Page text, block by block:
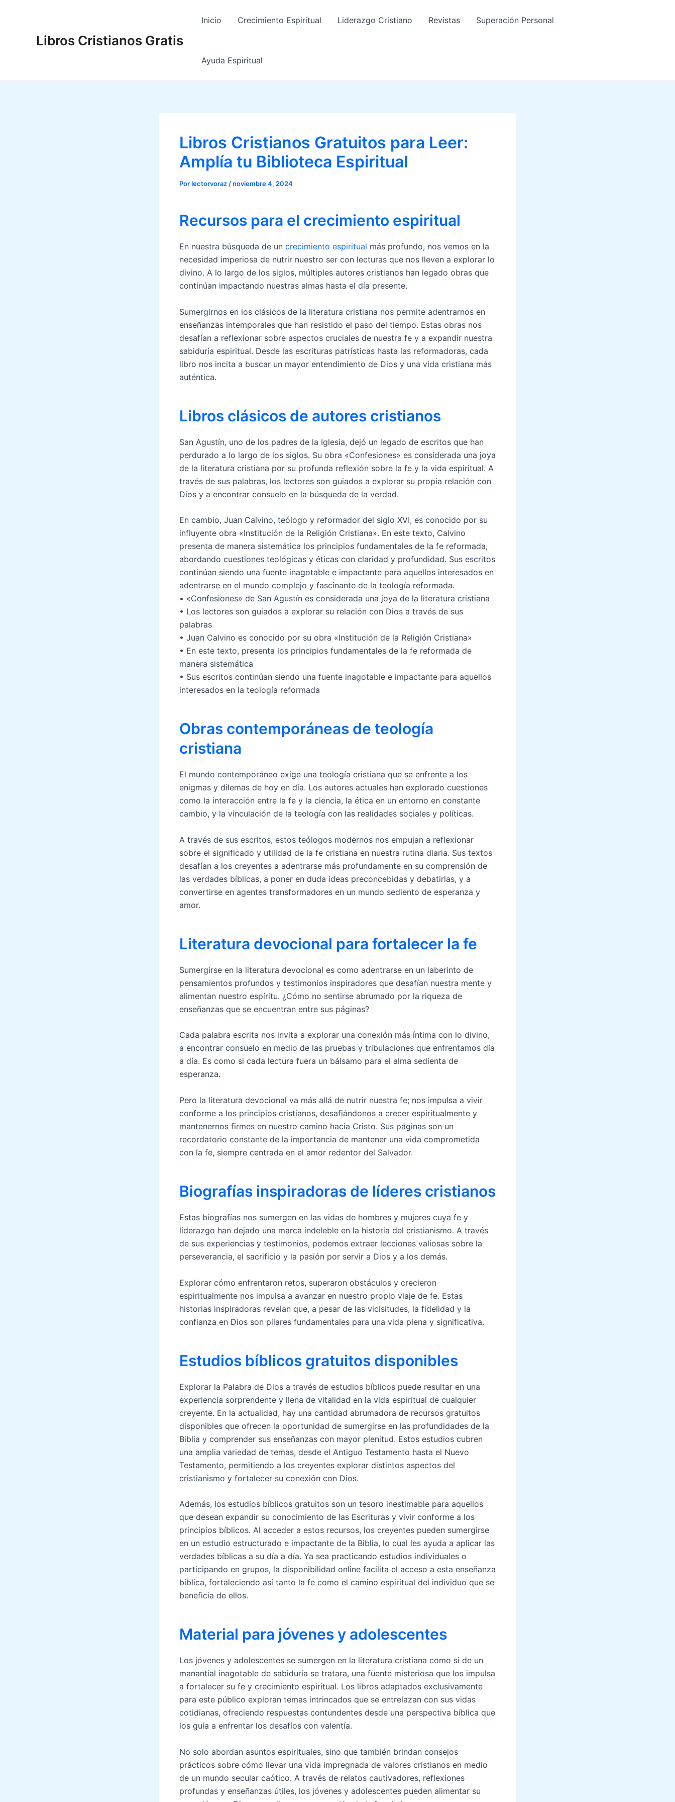
Libros Cristianos Gratis
Inicio Crecimiento Espiritual Liderazgo Cristiano Revistas Superación Personal
Ayuda Espiritual
Libros Cristianos Gratuitos para Leer:
Amplía tu Biblioteca Espiritual
Porlectorvoraz /noviembre 4, 2024
Recursos para el crecimiento espiritual
En nuestra búsqueda de un crecimiento espiritual más profundo, nos vemos en la
necesidad imperiosa de nutrir nuestro ser con lecturas que nos lleven a explorar lo
divino. A lo largo de los siglos, múltiples autores cristianos han legado obras que
continúan impactando nuestras almas hasta el día presente.
Sumergirnos en los clásicos de la literatura cristiana nos permite adentrarnos en
enseñanzas intemporales que han resistido el paso del tiempo. Estas obras nos
desafían a reflexionar sobre aspectos cruciales de nuestra fe y a expandir nuestra
sabiduría espiritual. Desde las escrituras patrísticas hasta las reformadoras, cada
libro nos incita a buscar un mayor entendimiento de Dios y una vida cristiana más
auténtica.
Libros clásicos de autores cristianos
San Agustín, uno de los padres de la Iglesia, dejó un legado de escritos que han
perdurado a lo largo de los siglos. Su obra «Confesiones» es considerada una joya
de la literatura cristiana por su profunda reflexión sobre la fe y la vida espiritual. A
través de sus palabras, los lectores son guiados a explorar su propia relación con
Dios y a encontrar consuelo en la búsqueda de la verdad.
En cambio, Juan Calvino, teólogo y reformador del siglo XVI, es conocido por su
influyente obra «Institución de la Religión Cristiana». En este texto, Calvino
presenta de manera sistemática los principios fundamentales de la fe reformada,
abordando cuestiones teológicas y éticas con claridad y profundidad. Sus escritos
continúan siendo una fuente inagotable e impactante para aquellos interesados en
adentrarse en el mundo complejo y fascinante de la teología reformada.
• «Confesiones» de San Agustín es considerada una joya de la literatura cristiana
• Los lectores son guiados a explorar su relación con Dios a través de sus
palabras
• Juan Calvino es conocido por su obra «Institución de la Religión Cristiana»
• En este texto, presenta los principios fundamentales de la fe reformada de
manera sistemática
• Sus escritos continúan siendo una fuente inagotable e impactante para aquellos
interesados en la teología reformada
Obras contemporáneas de teología
cristiana
El mundo contemporáneo exige una teología cristiana que se enfrente a los
enigmas y dilemas de hoy en día. Los autores actuales han explorado cuestiones
como la interacción entre la fe y la ciencia, la ética en un entorno en constante
cambio, y la vinculación de la teología con las realidades sociales y políticas.
A través de sus escritos, estos teólogos modernos nos empujan a reflexionar
sobre el significado y utilidad de la fe cristiana en nuestra rutina diaria. Sus textos
desafían a los creyentes a adentrarse más profundamente en su comprensión de
las verdades bíblicas, a poner en duda ideas preconcebidas y debatirlas, y a
convertirse en agentes transformadores en un mundo sediento de esperanza y
amor.
Literatura devocional para fortalecer la fe
Sumergirse en la literatura devocional es como adentrarse en un laberinto de
pensamientos profundos y testimonios inspiradores que desafían nuestra mente y
alimentan nuestro espíritu. ¿Cómo no sentirse abrumado por la riqueza de
enseñanzas que se encuentran entre sus páginas?
Cada palabra escrita nos invita a explorar una conexión más íntima con lo divino,
a encontrar consuelo en medio de las pruebas y tribulaciones que enfrentamos día
a día. Es como si cada lectura fuera un bálsamo para el alma sedienta de
esperanza.
Pero la literatura devocional va más allá de nutrir nuestra fe; nos impulsa a vivir
conforme a los principios cristianos, desafiándonos a crecer espiritualmente y
mantenernos firmes en nuestro camino hacia Cristo. Sus páginas son un
recordatorio constante de la importancia de mantener una vida comprometida
con la fe, siempre centrada en el amor redentor del Salvador.
Biografías inspiradoras de líderes cristianos
Estas biografías nos sumergen en las vidas de hombres y mujeres cuya fe y
liderazgo han dejado una marca indeleble en la historia del cristianismo. A través
de sus experiencias y testimonios, podemos extraer lecciones valiosas sobre la
perseverancia, el sacrificio y la pasión por servir a Dios y a los demás.
Explorar cómo enfrentaron retos, superaron obstáculos y crecieron
espiritualmente nos impulsa a avanzar en nuestro propio viaje de fe. Estas
historias inspiradoras revelan que, a pesar de las vicisitudes, la fidelidad y la
confianza en Dios son pilares fundamentales para una vida plena y significativa.
Estudios bíblicos gratuitos disponibles
Explorar la Palabra de Dios a través de estudios bíblicos puede resultar en una
experiencia sorprendente y llena de vitalidad en la vida espiritual de cualquier
creyente. En la actualidad, hay una cantidad abrumadora de recursos gratuitos
disponibles que ofrecen la oportunidad de sumergirse en las profundidades de la
Biblia y comprender sus enseñanzas con mayor plenitud. Estos estudios cubren
una amplia variedad de temas, desde el Antiguo Testamento hasta el Nuevo
Testamento, permitiendo a los creyentes explorar distintos aspectos del
cristianismo y fortalecer su conexión con Dios.
Además, los estudios bíblicos gratuitos son un tesoro inestimable para aquellos
que desean expandir su conocimiento de las Escrituras y vivir conforme a los
principios bíblicos. Al acceder a estos recursos, los creyentes pueden sumergirse
en un estudio estructurado e impactante de la Biblia, lo cual les ayuda a aplicar las
verdades bíblicas a su día a día. Ya sea practicando estudios individuales o
participando en grupos, la disponibilidad online facilita el acceso a esta enseñanza
bíblica, fortaleciendo así tanto la fe como el camino espiritual del individuo que se
beneficia de ellos.
Material para jóvenes y adolescentes
Los jóvenes y adolescentes se sumergen en la literatura cristiana como si de un
manantial inagotable de sabiduría se tratara, una fuente misteriosa que los impulsa
a fortalecer su fe y crecimiento espiritual. Los libros adaptados exclusivamente
para este público exploran temas intrincados que se entrelazan con sus vidas
cotidianas, ofreciendo respuestas contundentes desde una perspectiva bíblica que
los guía a enfrentar los desafíos con valentía.
No solo abordan asuntos espirituales, sino que también brindan consejos
prácticos sobre cómo llevar una vida impregnada de valores cristianos en medio
de un mundo secular caótico. A través de relatos cautivadores, reflexiones
profundas y enseñanzas útiles, los jóvenes y adolescentes pueden alimentar su